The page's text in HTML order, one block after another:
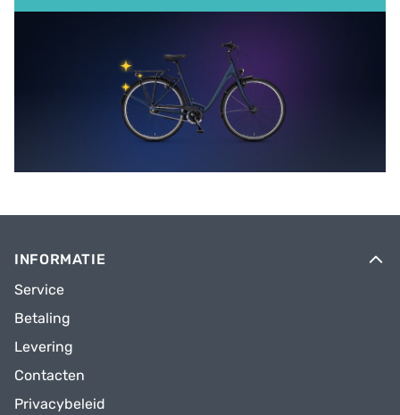
INFORMATIE
Service
Betaling
Levering
Contacten
Privacybeleid